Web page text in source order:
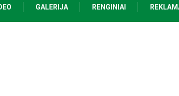
GALERIJA RENGINIAI